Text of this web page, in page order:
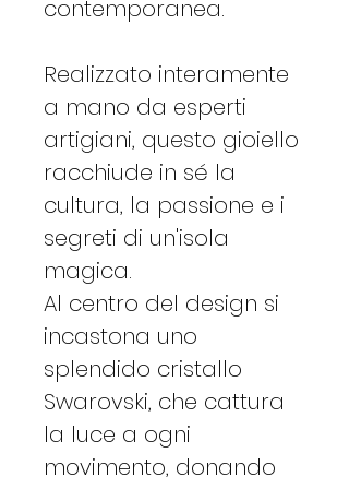
contemporanea.
Realizzato interamente
a mano da esperti
artigiani, questo gioiello
racchiude in sé la
cultura, la passione e i
segreti di un'isola
magica.
Al centro del design si
incastona uno
splendido cristallo
Swarovski, che cattura
la luce a ogni
movimento, donando